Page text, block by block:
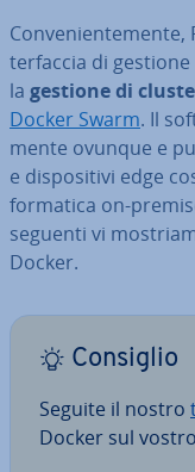
ter­fac­cia di gestione
la gestione di
Docker Swarm. Il
men­te ovunque e
e di­spo­si­ti­vi edge
for­ma­ti­ca on-
seguenti vi
Docker.
Consiglio
Seguite il nostro
Docker sul